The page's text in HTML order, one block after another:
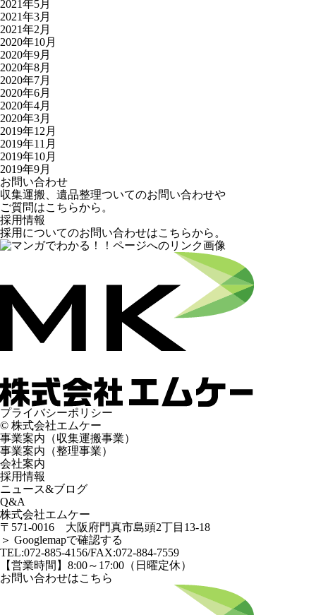
2021年5月
2021年3月
2021年2月
2020年10月
2020年9月
2020年8月
2020年7月
2020年6月
2020年4月
2020年3月
2019年12月
2019年11月
2019年10月
2019年9月
お問い合わせ
収集運搬、遺品整理ついてのお問い合わせや
ご質問はこちらから。
採用情報
採用についてのお問い合わせはこちらから。
プライバシーポリシー
©️ 株式会社エムケー
事業案内（収集運搬事業）
事業案内（整理事業）
会社案内
採用情報
ニュース&ブログ
Q&A
株式会社エムケー
〒571-0016 大阪府門真市島頭2丁目13-18
＞ Googlemapで確認する
TEL:072-885-4156/FAX:072-884-7559
【営業時間】8:00～17:00（日曜定休）
お問い合わせはこちら